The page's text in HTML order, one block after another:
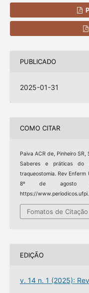
PUBLICADO
2025-01-31
COMO CITAR
Paiva ACR de, Pinheiro
Saberes e práticas do
traqueostomia. Rev
8º de agosto de
https://
Fomatos de Citação
EDIÇÃO
v. 14 n. 1 (2025):